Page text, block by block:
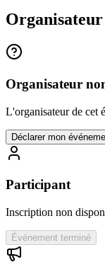
Organisateur
Organisateur
L'organisateur de cet
Déclarer mon
Participant
Inscription non
Événement terminé